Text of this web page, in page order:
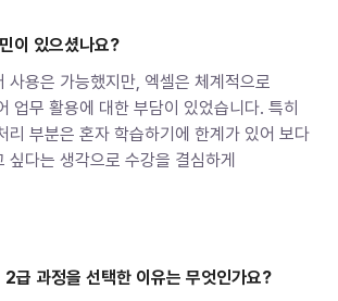
의정부점
이 있으셨나요?
사용은 가능했지만, 엑셀은 체계적으로
업무 활용에 대한 부담이 있었습니다. 특히
리 부분은 혼자 학습하기에 한계가 있어 보다
싶다는 생각으로 수강을 결심하게
2급 과정을 선택한 이유는 무엇인가요?